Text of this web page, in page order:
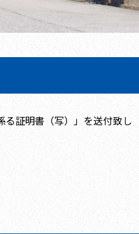
証明書（写）」を送付致し